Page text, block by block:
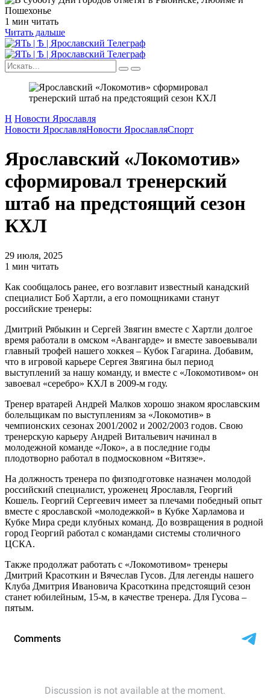
1 мин читать
Читать дальше
Н Новости Ярославля
Новости ЯрославляНовости ЯрославляСпорт
Ярославский «Локомотив»
сформировал тренерский
штаб на предстоящий сезон
КХЛ
29 июля, 2025
1 мин читать
Как сообщалось ранее, его возглавит известный канадский
специалист Боб Хартли, а его помощниками станут
российские тренеры:
Дмитрий Рябыкин и Сергей Звягин вместе с Хартли долгое
время работали в омском «Авангарде» и вместе завоевывали
главный трофей нашего хоккея – Кубок Гагарина. Добавим,
что в игровой карьере Сергея Звягина был период
выступлений за нашу команду, и вместе с «Локомотивом» он
завоевал «серебро» КХЛ в 2009-м году.
Тренер вратарей Андрей Малков хорошо знаком ярославским
болельщикам по выступлениям за «Локомотив» в
чемпионских сезонах 2001/2002 и 2002/2003 годов. Свою
тренерскую карьеру Андрей Витальевич начинал в
молодежной команде «Локо», а в последние годы
плодотворно работал в подмосковном «Витязе».
На должность тренера по физподготовке назначен молодой
российский специалист, уроженец Ярославля, Георгий
Кошель. Георгий Сергеевич имеет за плечами победный опыт
вместе с ярославской «молодежкой» в Кубке Харламова и
Кубке Мира среди клубных команд. До возвращения в родной
город Георгий работал с командами системы столичного
ЦСКА.
Также продолжат работать с «Локомотивом» тренеры
Дмитрий Красоткин и Вячеслав Гусов. Для легенды нашего
Клуба Дмитрия Ивановича Красоткина предстоящий сезон
станет юбилейным, 15-м, в качестве тренера. Для Гусова –
пятым.